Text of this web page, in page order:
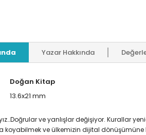
Yazar Hakkında
Doğan Kitap
13.6x21 mm
ve yanlışlar değişiyor. Kurallar
koyabilmek ve ülkemizin dijital dönüşümüne